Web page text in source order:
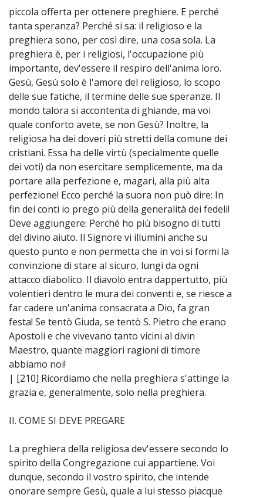
piccola offerta per ottenere preghiere. E perché
tanta speranza? Perché si sa: il religioso e la
preghiera sono, per così dire, una cosa sola. La
preghiera è, per i religiosi, l'occupazione più
importante, dev'essere il respiro dell'anima loro.
Gesù, Gesù solo è l'amore del religioso, lo scopo
delle sue fatiche, il termine delle sue speranze. Il
mondo talora si accontenta di ghiande, ma voi
quale conforto avete, se non Gesù? Inoltre, la
religiosa ha dei doveri più stretti della comune dei
cristiani. Essa ha delle virtù (specialmente quelle
dei voti) da non esercitare semplicemente, ma da
portare alla perfezione e, magari, alla più alta
perfezione! Ecco perché la suora non può dire: In
fin dei conti io prego più della generalità dei fedeli!
Deve aggiungere: Perché ho più bisogno di tutti
del divino aiuto. Il Signore vi illumini anche su
questo punto e non permetta che in voi si formi la
convinzione di stare al sicuro, lungi da ogni
attacco diabolico. Il diavolo entra dappertutto, più
volentieri dentro le mura dei conventi e, se riesce a
far cadere un'anima consacrata a Dio, fa gran
festa! Se tentò Giuda, se tentò S. Pietro che erano
Apostoli e che vivevano tanto vicini al divin
Maestro, quante maggiori ragioni di timore
abbiamo noi!
| [210] Ricordiamo che nella preghiera s'attinge la
grazia e, generalmente, solo nella preghiera.
II. COME SI DEVE PREGARE
La preghiera della religiosa dev'essere secondo lo
spirito della Congregazione cui appartiene. Voi
dunque, secondo il vostro spirito, che intende
onorare sempre Gesù, quale a lui stesso piacque